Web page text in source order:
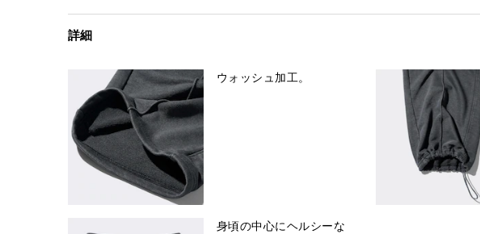
詳細
ウォッシュ加工。
身頃の中心にヘルシーな